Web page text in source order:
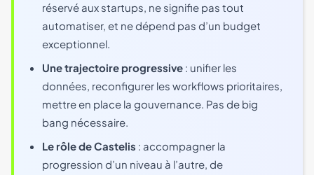
réservé aux startups, ne signifie pas tout
automatiser, et ne dépend pas d’un budget
exceptionnel.
Une trajectoire progressive : unifier les
données, reconfigurer les workflows prioritaires,
mettre en place la gouvernance. Pas de big
bang nécessaire.
Le rôle de Castelis : accompagner la
progression d’un niveau à l’autre, de